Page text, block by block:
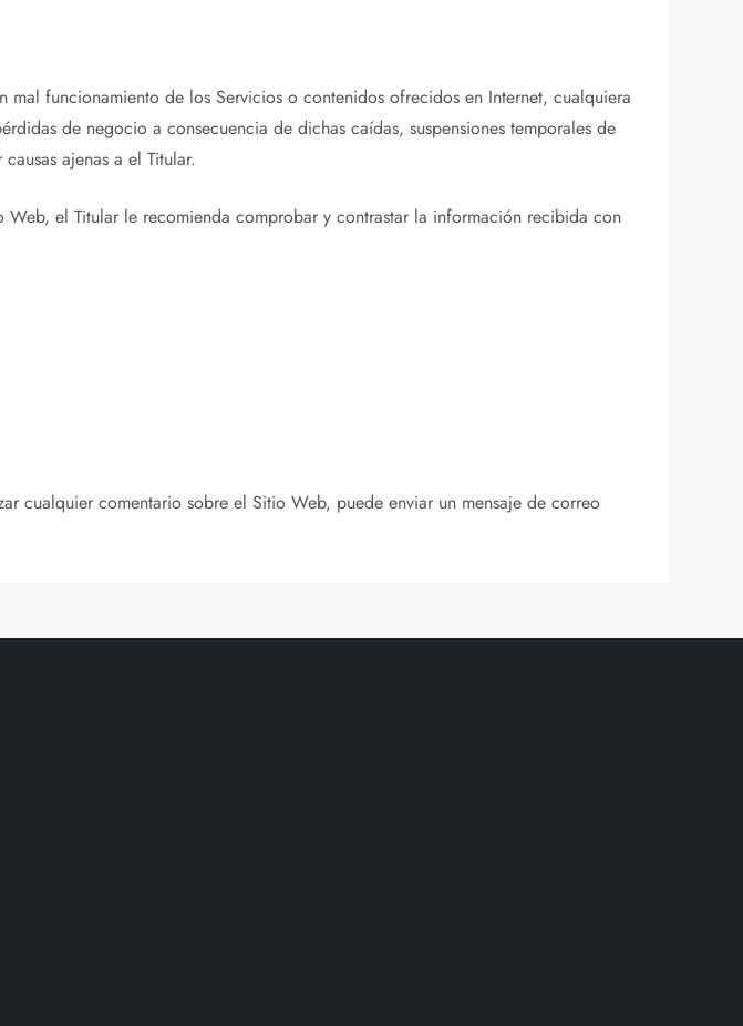
funcionamiento de los Servicios o contenidos ofrecidos en Internet, cualquiera
de negocio a consecuencia de dichas caídas, suspensiones temporales de
ajenas a el Titular.
el Titular le recomienda comprobar y contrastar la información recibida con
cualquier comentario sobre el Sitio Web, puede enviar un mensaje de correo